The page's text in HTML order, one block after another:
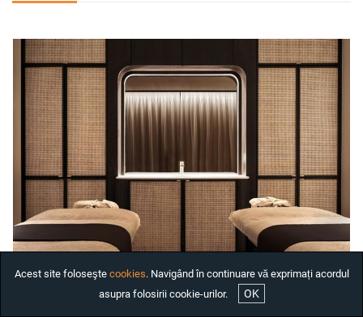
SPATII COMERCIALE DE
INCHIRIAT
SPATII INDUSTRIALE DE
INCHIRIAT
PROIECTE REZIDENTIALE
INTERNATIONALE
INVESTITII
COMPANIE
SERVICII
DESPRE NOI
STIRI
Acest site foloseşte cookies. Navigând în continuare vă exprimați acordul
asupra folosirii cookie-urilor.
OK